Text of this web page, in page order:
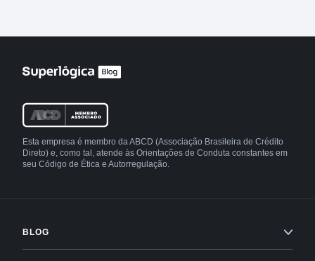
Esta empresa é membro da ABCD (Associação Brasileira de Crédito
Direto) e, como tal, atende às Orientações de Conduta constantes em
seu Código de Ética e Autorregulação.
BLOG